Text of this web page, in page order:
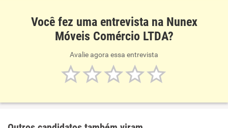
Você fez uma entrevista na Nunex
Móveis Comércio LTDA?
Avalie agora essa entrevista